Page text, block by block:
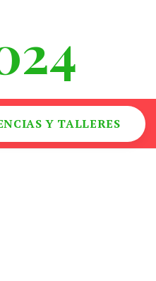
Y TALLERES